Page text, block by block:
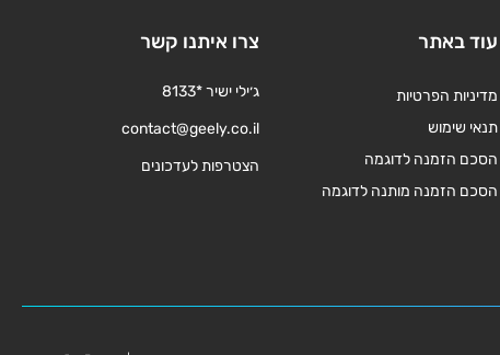
עוד באתר
מדיניות הפרטיות
תנאי שימוש
הסכם הזמנה לדוגמה
הסכם הזמנה מותנה לדוגמה
צרו איתנו קשר
ג׳ילי ישיר *8133
contact@geely.co.il
הצטרפות לעדכונים